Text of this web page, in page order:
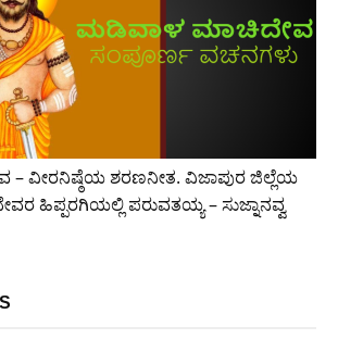
ವೀರನಿಷ್ಠೆಯ ಶರಣನೀತ. ವಿಜಾಪುರ ಜಿಲ್ಲೆಯ
ಹಿಪ್ಪರಗಿಯಲ್ಲಿ ಪರುವತಯ್ಯ – ಸುಜ್ನಾನವ್ವ